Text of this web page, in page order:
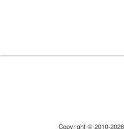
Copyright © 2010-